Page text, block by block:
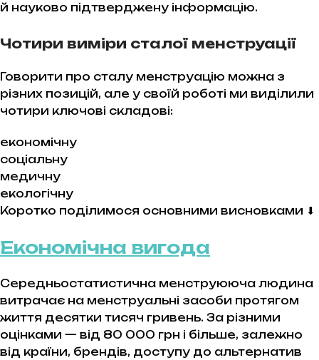
й науково підтверджену інформацію.
Чотири виміри сталої менструації
Говорити про сталу менструацію можна з
різних позицій, але у своїй роботі ми виділили
чотири ключові складові:
економічну
соціальну
медичну
екологічну
Коротко поділимося основними висновками ⬇︎
Економічна вигода
Середньостатистична менструююча людина
витрачає на менструальні засоби протягом
життя десятки тисяч гривень. За різними
оцінками — від 80 000 грн і більше, залежно
від країни, брендів, доступу до альтернатив